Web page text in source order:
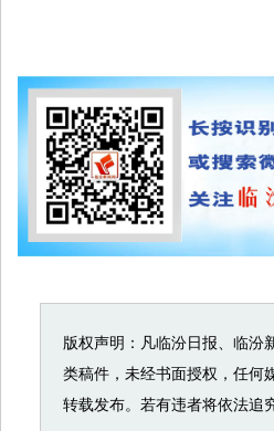
版权声明：凡临汾日报、临汾
类稿件，未经书面授权，任何
转载发布。若有违者将依法追